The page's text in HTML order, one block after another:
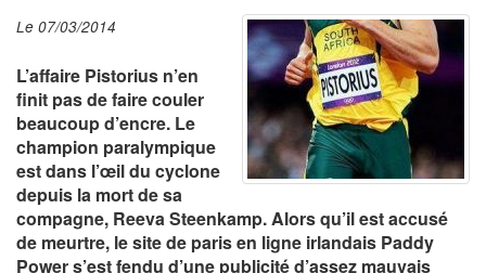
Le 07/03/2014
L’affaire Pistorius n’en
finit pas de faire couler
beaucoup d’encre. Le
champion paralympique
est dans l’œil du cyclone
depuis la mort de sa
compagne, Reeva Steenkamp. Alors qu’il est accusé
de meurtre, le site de paris en ligne irlandais Paddy
Power s’est fendu d’une publicité d’assez mauvais